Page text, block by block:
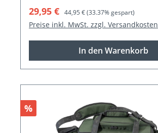
Verkaufspreis:
29,95 € Regulärer Preis:
44,95 €(33.37% gespart)
Preise inkl. MwSt. zzgl. Versandkosten
In den Warenkorb
Rabatt
%